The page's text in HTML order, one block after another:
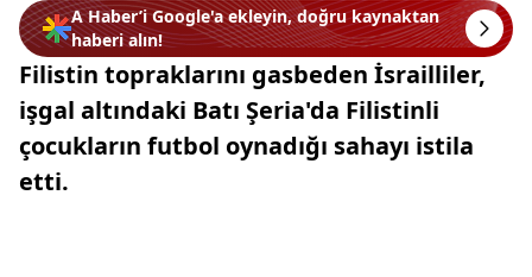
A Haber’i Google'a ekleyin, doğru kaynaktan
haberi alın!
Filistin topraklarını gasbeden İsrailliler,
işgal altındaki Batı Şeria'da Filistinli
çocukların futbol oynadığı sahayı istila
etti.